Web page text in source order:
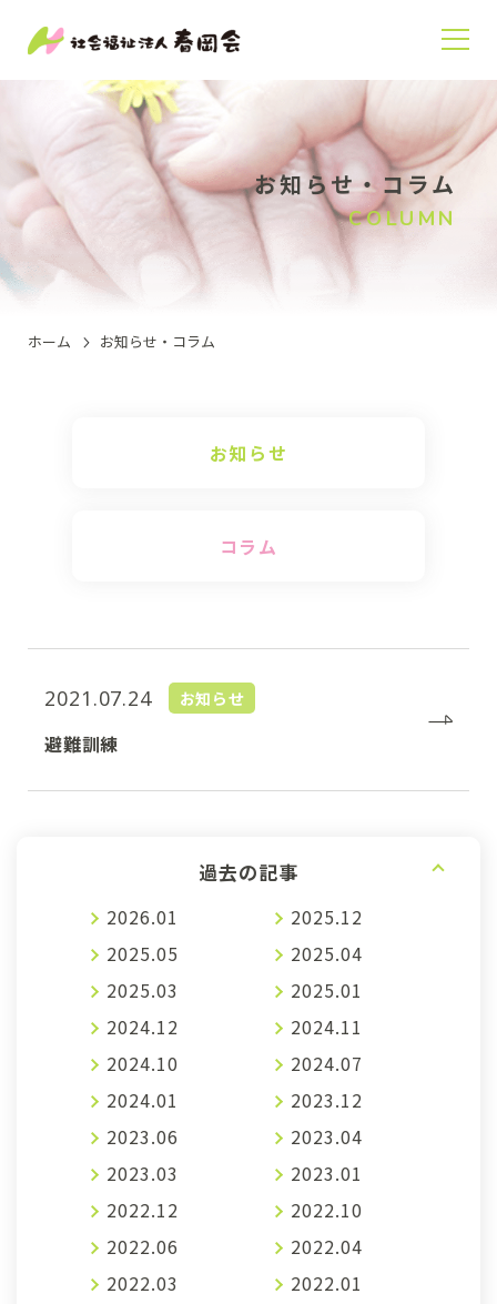
お知らせ・コラム
COLUMN
ホーム お知らせ・コラム
お知らせ
コラム
2021.07.24 お知らせ
避難訓練
過去の記事
2026.01
2025.12
2025.05
2025.04
2025.03
2025.01
2024.12
2024.11
2024.10
2024.07
2024.01
2023.12
2023.06
2023.04
2023.03
2023.01
2022.12
2022.10
2022.06
2022.04
2022.03
2022.01